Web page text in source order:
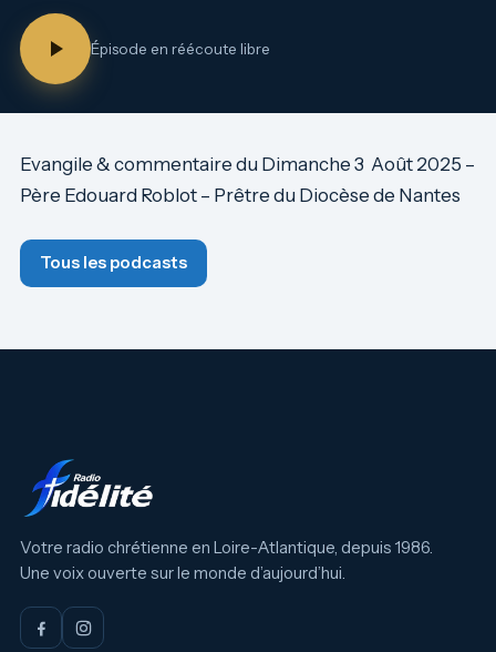
Épisode en réécoute libre
Evangile & commentaire du Dimanche 3 Août 2025 –
Père Edouard Roblot – Prêtre du Diocèse de Nantes
Tous les podcasts
Votre radio chrétienne en Loire-Atlantique, depuis 1986.
Une voix ouverte sur le monde d’aujourd’hui.